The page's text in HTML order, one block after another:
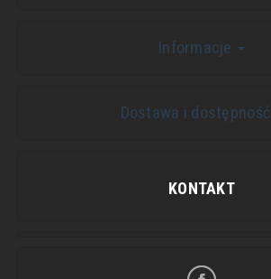
Informacje
Dostawa i dostępność
KONTAKT